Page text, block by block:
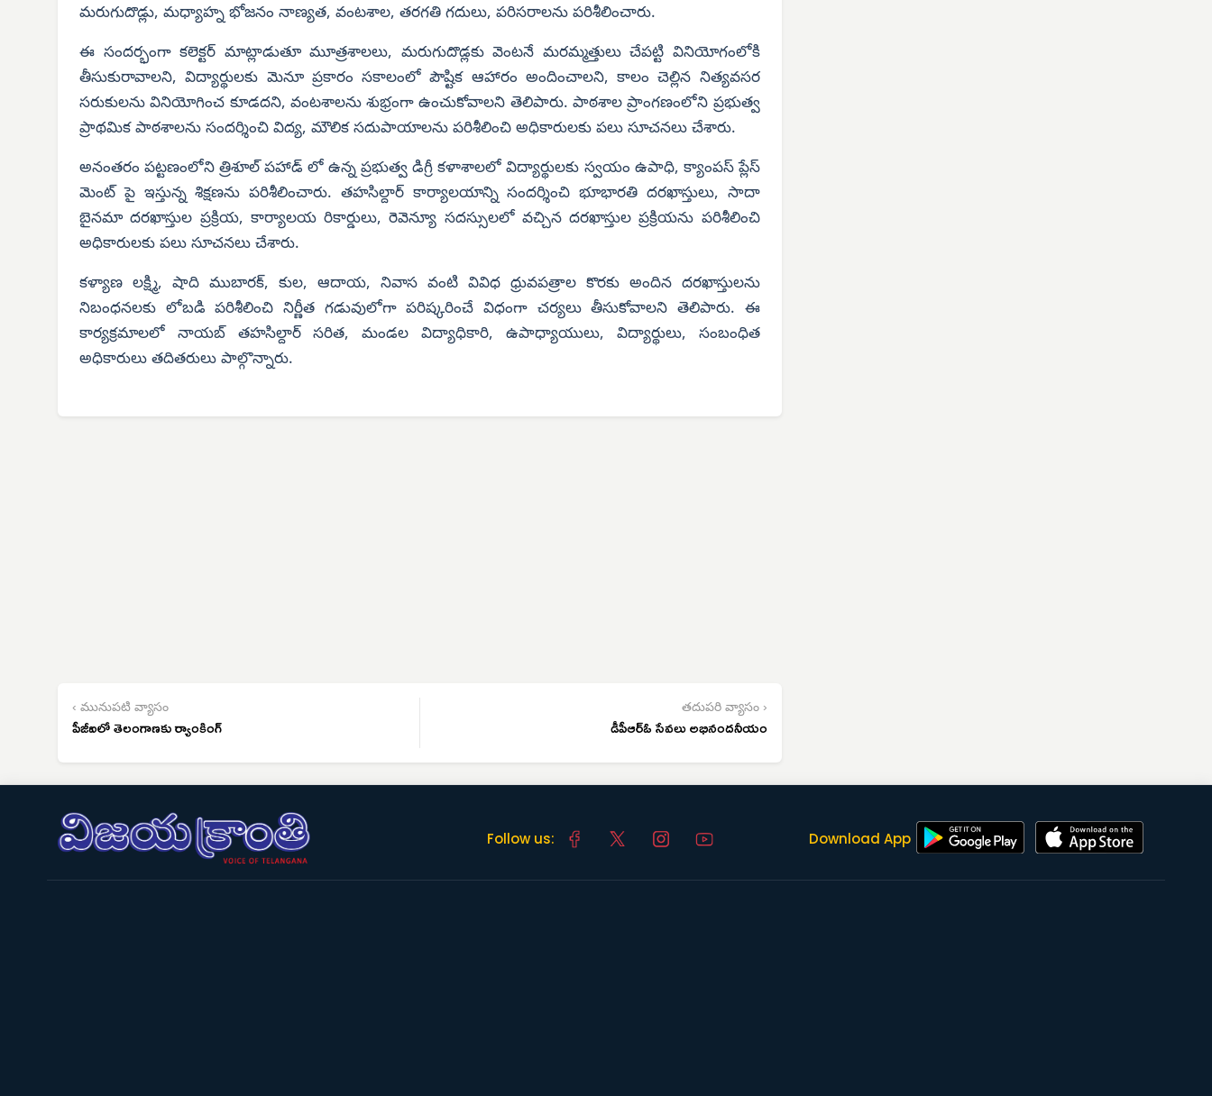
మరుగుదొడ్లు, మధ్యాహ్న భోజనం నాణ్యత, వంటశాల, తరగతి గదులు, పరిసరాలను పరిశీలించారు.
ఈ సందర్భంగా కలెక్టర్ మాట్లాడుతూ మూత్రశాలలు, మరుగుదొడ్లకు వెంటనే మరమ్మత్తులు చేపట్టి వినియోగంలోకి
తీసుకురావాలని, విద్యార్థులకు మెనూ ప్రకారం సకాలంలో పౌష్టిక ఆహారం అందించాలని, కాలం చెల్లిన నిత్యవసర
సరుకులను వినియోగించ కూడదని, వంటశాలను శుభ్రంగా ఉంచుకోవాలని తెలిపారు. పాఠశాల ప్రాంగణంలోని ప్రభుత్వ
ప్రాథమిక పాఠశాలను సందర్శించి విద్య, మౌలిక సదుపాయాలను పరిశీలించి అధికారులకు పలు సూచనలు చేశారు.
అనంతరం పట్టణంలోని త్రిశూల్ పహాడ్ లో ఉన్న ప్రభుత్వ డిగ్రీ కళాశాలలో విద్యార్థులకు స్వయం ఉపాధి, క్యాంపస్ ప్లేస్
మెంట్ పై ఇస్తున్న శిక్షణను పరిశీలించారు. తహసిల్దార్ కార్యాలయాన్ని సందర్శించి భూభారతి దరఖాస్తులు, సాదా
బైనమా దరఖాస్తుల ప్రక్రియ, కార్యాలయ రికార్డులు, రెవెన్యూ సదస్సులలో వచ్చిన దరఖాస్తుల ప్రక్రియను పరిశీలించి
అధికారులకు పలు సూచనలు చేశారు.
కళ్యాణ లక్ష్మి, షాది ముబారక్, కుల, ఆదాయ, నివాస వంటి వివిధ ధ్రువపత్రాల కొరకు అందిన దరఖాస్తులను
నిబంధనలకు లోబడి పరిశీలించి నిర్ణీత గడువులోగా పరిష్కరించే విధంగా చర్యలు తీసుకోవాలని తెలిపారు. ఈ
కార్యక్రమాలలో నాయబ్ తహసిల్దార్ సరిత, మండల విద్యాధికారి, ఉపాధ్యాయులు, విద్యార్థులు, సంబంధిత
అధికారులు తదితరులు పాల్గొన్నారు.
‹ మునుపటి వ్యాసం
పీజీఐలో తెలంగాణకు ర్యాంకింగ్
తదుపరి వ్యాసం ›
డీపీఆర్‌ఓ సేవలు అభినందనీయం
Follow us: Download App